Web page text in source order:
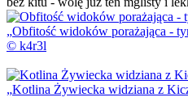
Obfitość widoków porażająca -
© k4r3l
Kotlina Żywiecka widziana z